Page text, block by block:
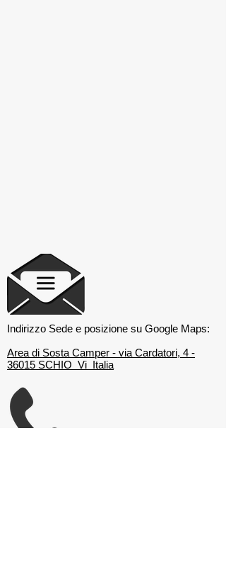
Indirizzo Sede e posizione su Google Maps:
Area di Sosta Camper - via Cardatori, 4 -
36015 SCHIO Vi Italia